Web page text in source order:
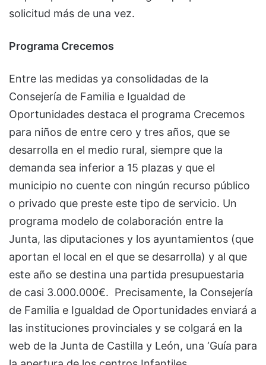
solicitud más de una vez.
Programa Crecemos
Entre las medidas ya consolidadas de la
Consejería de Familia e Igualdad de
Oportunidades destaca el programa Crecemos
para niños de entre cero y tres años, que se
desarrolla en el medio rural, siempre que la
demanda sea inferior a 15 plazas y que el
municipio no cuente con ningún recurso público
o privado que preste este tipo de servicio. Un
programa modelo de colaboración entre la
Junta, las diputaciones y los ayuntamientos (que
aportan el local en el que se desarrolla) y al que
este año se destina una partida presupuestaria
de casi 3.000.000€. Precisamente, la Consejería
de Familia e Igualdad de Oportunidades enviará a
las instituciones provinciales y se colgará en la
web de la Junta de Castilla y León, una ‘Guía para